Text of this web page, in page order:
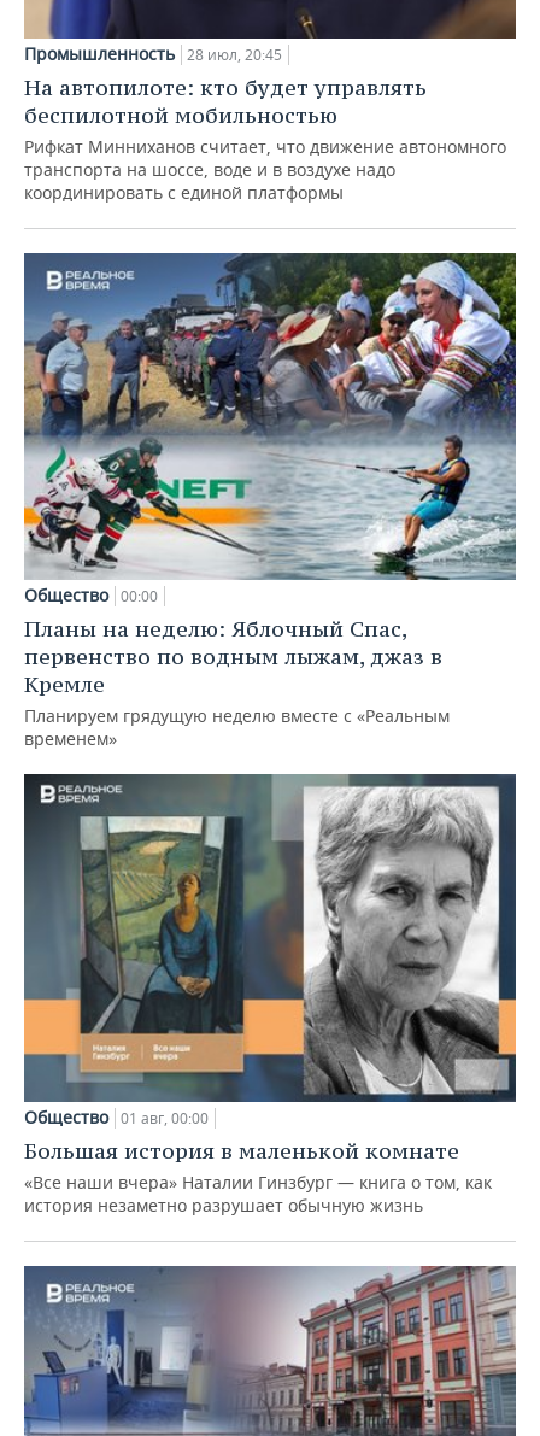
Промышленность 28 июл, 20:45
На автопилоте: кто будет управлять
беспилотной мобильностью
Рифкат Минниханов считает, что движение автономного
транспорта на шоссе, воде и в воздухе надо
координировать с единой платформы
Общество 00:00
Планы на неделю: Яблочный Спас,
первенство по водным лыжам, джаз в
Кремле
Планируем грядущую неделю вместе с «Реальным
временем»
Общество 01 авг, 00:00
Большая история в маленькой комнате
«Все наши вчера» Наталии Гинзбург — книга о том, как
история незаметно разрушает обычную жизнь